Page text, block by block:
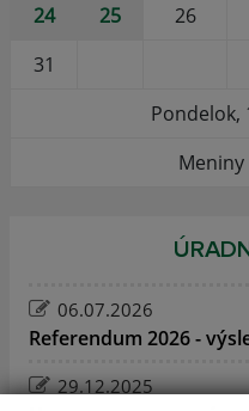
24
25 26
31
Pondelok,
06.07.2026
Referendum 2026 -
29.12.2025